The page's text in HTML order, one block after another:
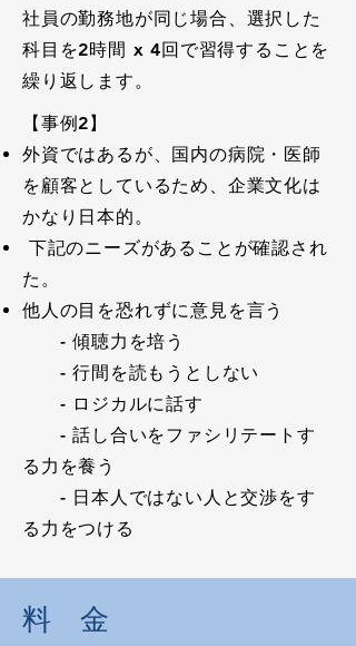
社員の勤務地が同じ場合、選択した
科目を2時間 x 4回で習得することを
繰り返します。
【事例2】
外資ではあるが、国内の病院・医師
を顧客としているため、企業文化は
かなり日本的。
下記のニーズがあることが確認され
た。
他人の目を恐れずに意見を言う
- 傾聴力を培う
- 行間を読もうとしない
- ロジカルに話す
- 話し合いをファシリテートす
る力を養う
- 日本人ではない人と交渉をす
る力をつける
料 金